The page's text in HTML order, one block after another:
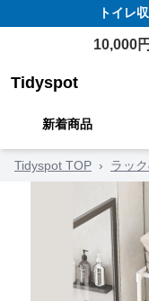
トイレ
10,000
Tidyspot
新着商品
Tidyspot TOP › ラッ